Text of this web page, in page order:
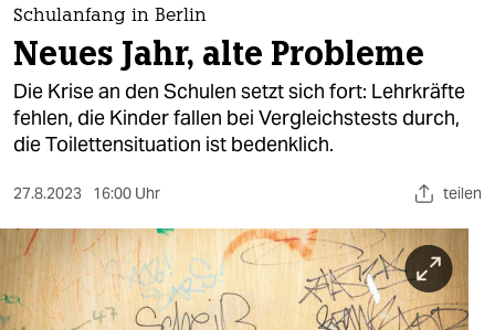
themen
politik
öko
sport
berlin
Schulanfang in Berlin
Neues Jahr, alte Probleme
Die Krise an den Schulen setzt sich fort: Lehrkräfte
fehlen, die Kinder fallen bei Vergleichstests durch,
die Toilettensituation ist bedenklich.
27.8.2023 16:00 Uhr teilen